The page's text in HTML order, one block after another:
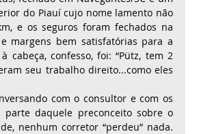
do Piauí cujo nome lamento não
e os seguros foram fechados na
margens bem satisfatórias para a
cabeça, confesso, foi: “Pütz, tem 2
seu trabalho direito...como eles
com o consultor e com os
daquele preconceito sobre o
nenhum corretor “perdeu” nada.